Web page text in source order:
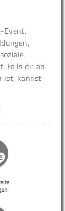
Event.
Falls dir an
ist, kannst